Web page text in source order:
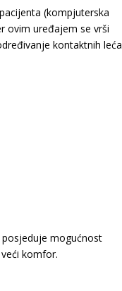
(kompjuterska
ovim uređajem se vrši
kontaktnih
posjeduje mogućnost
komfor.